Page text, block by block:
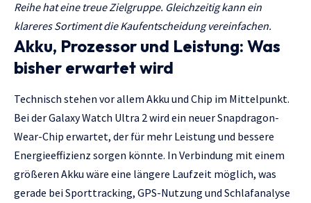
Reihe hat eine treue Zielgruppe. Gleichzeitig kann ein
klareres Sortiment die Kaufentscheidung vereinfachen.
Akku, Prozessor und Leistung: Was
bisher erwartet wird
Technisch stehen vor allem Akku und Chip im Mittelpunkt.
Bei der Galaxy Watch Ultra 2 wird ein neuer Snapdragon-
Wear-Chip erwartet, der für mehr Leistung und bessere
Energieeffizienz sorgen könnte. In Verbindung mit einem
größeren Akku wäre eine längere Laufzeit möglich, was
gerade bei Sporttracking, GPS-Nutzung und Schlafanalyse